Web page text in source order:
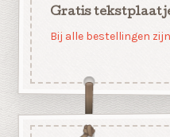
Gratis
Bij alle bestellingen